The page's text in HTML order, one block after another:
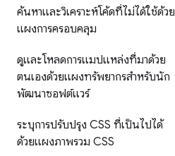
ค้นหาและวิเคราะห์โค้ดที่ไม่ได้ใช้ด้วย
แผงการครอบคลุม
ดูและโหลดการแมปแหล่งที่มาด้วย
ตนเองด้วยแผงทรัพยากรสำหรับนัก
พัฒนาซอฟต์แวร์
ระบุการปรับปรุง CSS ที่เป็นไปได้
ด้วยแผงภาพรวม CSS